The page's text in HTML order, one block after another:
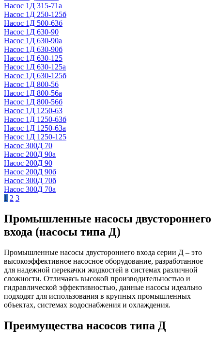
Насос 1Д 315-71а
Насос 1Д 250-125б
Насос 1Д 500-63б
Насос 1Д 630-90
Насос 1Д 630-90а
Насос 1Д 630-90б
Насос 1Д 630-125
Насос 1Д 630-125а
Насос 1Д 630-125б
Насос 1Д 800-56
Насос 1Д 800-56а
Насос 1Д 800-56б
Насос 1Д 1250-63
Насос 1Д 1250-63б
Насос 1Д 1250-63а
Насос 1Д 1250-125
Насос 300Д 70
Насос 200Д 90а
Насос 200Д 90
Насос 200Д 90б
Насос 300Д 70б
Насос 300Д 70а
1 2 3
Промышленные насосы двустороннего
входа (насосы типа Д)
Промышленные насосы двустороннего входа серии Д – это
высокоэффективное насосное оборудование, разработанное
для надежной перекачки жидкостей в системах различной
сложности. Отличаясь высокой производительностью и
гидравлической эффективностью, данные насосы идеально
подходят для использования в крупных промышленных
объектах, системах водоснабжения и охлаждения.
Преимущества насосов типа Д